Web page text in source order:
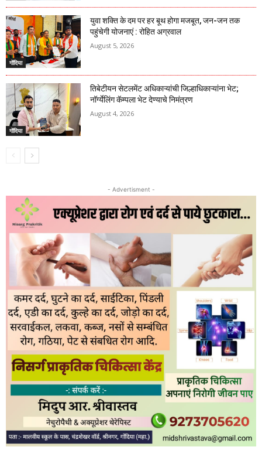
गोंदिया
युवा शक्ति के दम पर हर बूथ होगा मजबूत, जन-जन तक
पहुंचेगी योजनाएं : रोहित अग्रवाल
August 5, 2026
गोंदिया
तिबेटीयन सेटलमेंट अधिकाऱ्यांची जिल्हाधिकाऱ्यांना भेट;
नॉर्ग्येलिंग कॅम्पला भेट देण्याचे निमंत्रण
August 4, 2026
- Advertisment -